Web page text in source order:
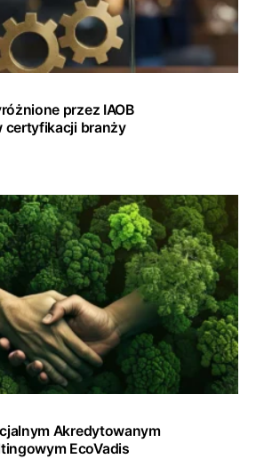
przez IAOB
certyfikacji branży
Akredytowanym
EcoVadis